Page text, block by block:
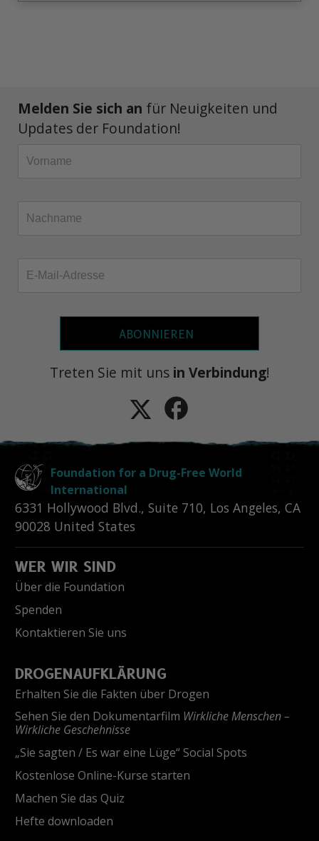
Melden Sie sich an für Neuigkeiten und
Updates der Foundation!
ABONNIEREN
Treten Sie mit uns in Verbindung!
Foundation for a Drug-Free World
International
6331 Hollywood Blvd., Suite 710, Los Angeles, CA
90028 United States
WER WIR SIND
Über die Foundation
Spenden
Kontaktieren Sie uns
DROGENAUFKLÄRUNG
Erhalten Sie die Fakten über Drogen
Sehen Sie den Dokumentarfilm Wirkliche Menschen –
Wirkliche Geschehnisse
„Sie sagten / Es war eine Lüge“ Social Spots
Kostenlose Online-Kurse starten
Machen Sie das Quiz
Hefte downloaden